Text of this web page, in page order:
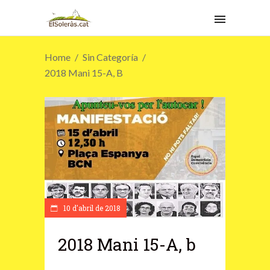
Home
Sin Categoría
2018 Mani 15-A, B
10 d'abril de 2018
2018 Mani 15-A, b